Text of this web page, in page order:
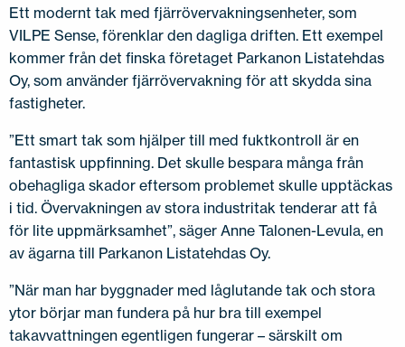
Ett modernt tak med fjärrövervakningsenheter, som
VILPE Sense, förenklar den dagliga driften. Ett exempel
kommer från det finska företaget Parkanon Listatehdas
Oy, som använder fjärrövervakning för att skydda sina
fastigheter.
”Ett smart tak som hjälper till med fuktkontroll är en
fantastisk uppfinning. Det skulle bespara många från
obehagliga skador eftersom problemet skulle upptäckas
i tid. Övervakningen av stora industritak tenderar att få
för lite uppmärksamhet”, säger Anne Talonen-Levula, en
av ägarna till Parkanon Listatehdas Oy.
”När man har byggnader med låglutande tak och stora
ytor börjar man fundera på hur bra till exempel
takavvattningen egentligen fungerar – särskilt om